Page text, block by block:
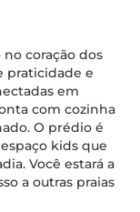
coração dos
praticidade e
em
com cozinha
O prédio é
kids que
Você estará a
a outras praias